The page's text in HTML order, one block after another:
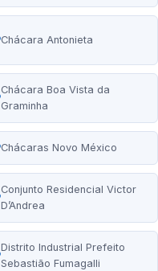
Chácara Antonieta
Chácara Boa Vista da
Graminha
Chácaras Novo México
Conjunto Residencial Victor
D’Andrea
Distrito Industrial Prefeito
Sebastião Fumagalli